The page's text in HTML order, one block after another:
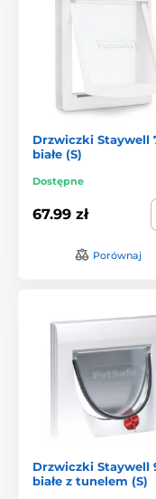
Drzwiczki Staywell
białe (S)
Dostępne
67.99 zł
Porównaj
Drzwiczki Staywell
białe z tunelem (S)